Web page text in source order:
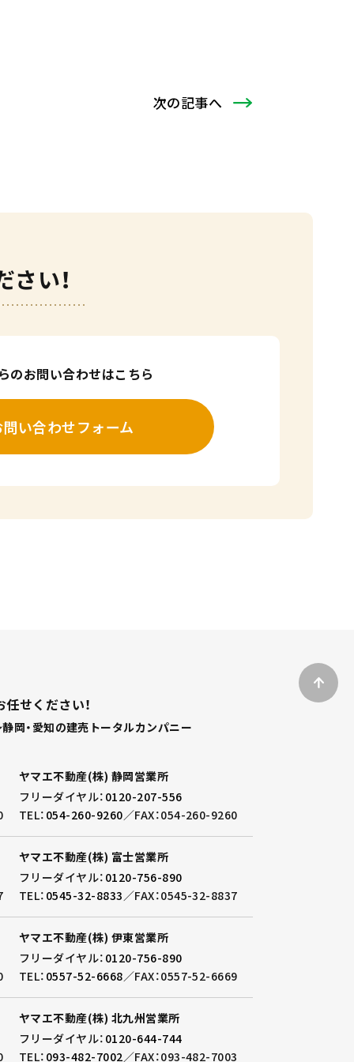
次の記事へ
い！
のお問い合わせはこちら
問い合わせフォーム
せください！
岡・愛知の建売トータルカンパニー
ヤマエ不動産(株) 静岡営業所
フリーダイヤル： 0120-207-556
TEL： 054-260-9260／FAX：054-260-9260
ヤマエ不動産(株) 富士営業所
フリーダイヤル： 0120-756-890
TEL： 0545-32-8833 ／FAX：0545-32-8837
ヤマエ不動産(株) 伊東営業所
フリーダイヤル： 0120-756-890
TEL： 0557-52-6668／FAX：0557-52-6669
ヤマエ不動産(株) 北九州営業所
フリーダイヤル： 0120-644-744
TEL： 093-482-7002／FAX：093-482-7003